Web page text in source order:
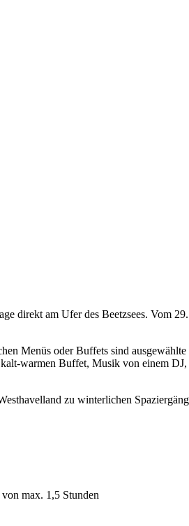
direkt am Ufer des Beetzsees. Vom
Menüs oder Buffets sind
warmen Buffet, Musik von einem DJ,
zu winterlichen
max. 1,5 Stunden